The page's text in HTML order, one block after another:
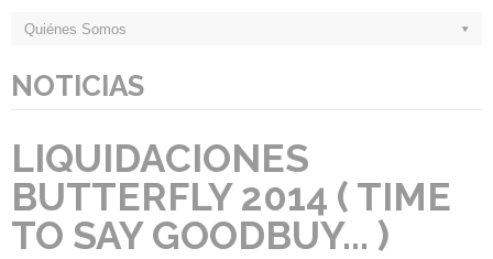
Quiénes Somos
NOTICIAS
LIQUIDACIONES
BUTTERFLY 2014 ( TIME
TO SAY GOODBUY... )